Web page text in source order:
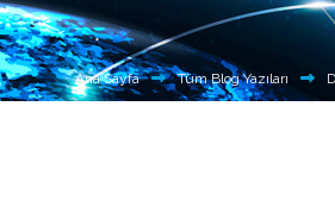
Ana Sayfa Tüm Blog Yazıları